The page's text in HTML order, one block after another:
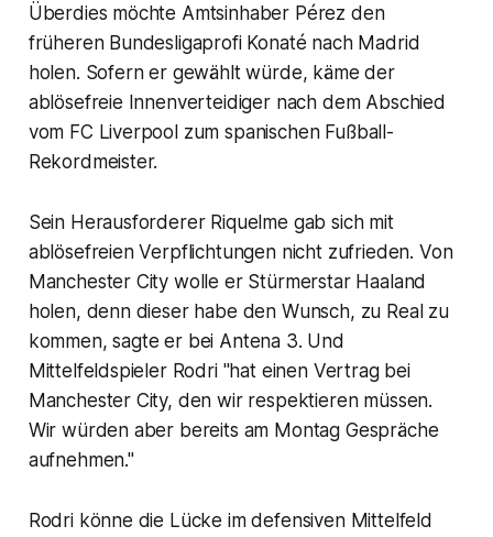
Überdies möchte Amtsinhaber Pérez den
früheren Bundesligaprofi Konaté nach Madrid
holen. Sofern er gewählt würde, käme der
ablösefreie Innenverteidiger nach dem Abschied
vom FC Liverpool zum spanischen Fußball-
Rekordmeister.
Sein Herausforderer Riquelme gab sich mit
ablösefreien Verpflichtungen nicht zufrieden. Von
Manchester City wolle er Stürmerstar Haaland
holen, denn dieser habe den Wunsch, zu Real zu
kommen, sagte er bei Antena 3. Und
Mittelfeldspieler Rodri "hat einen Vertrag bei
Manchester City, den wir respektieren müssen.
Wir würden aber bereits am Montag Gespräche
aufnehmen."
Rodri könne die Lücke im defensiven Mittelfeld